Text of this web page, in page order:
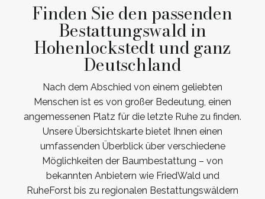
Finden Sie den passenden
Bestattungswald in
Hohenlockstedt und ganz
Deutschland
Nach dem Abschied von einem geliebten
Menschen ist es von großer Bedeutung, einen
angemessenen Platz für die letzte Ruhe zu finden.
Unsere Übersichtskarte bietet Ihnen einen
umfassenden Überblick über verschiedene
Möglichkeiten der Baumbestattung – von
bekannten Anbietern wie FriedWald und
RuheForst bis zu regionalen Bestattungswäldern